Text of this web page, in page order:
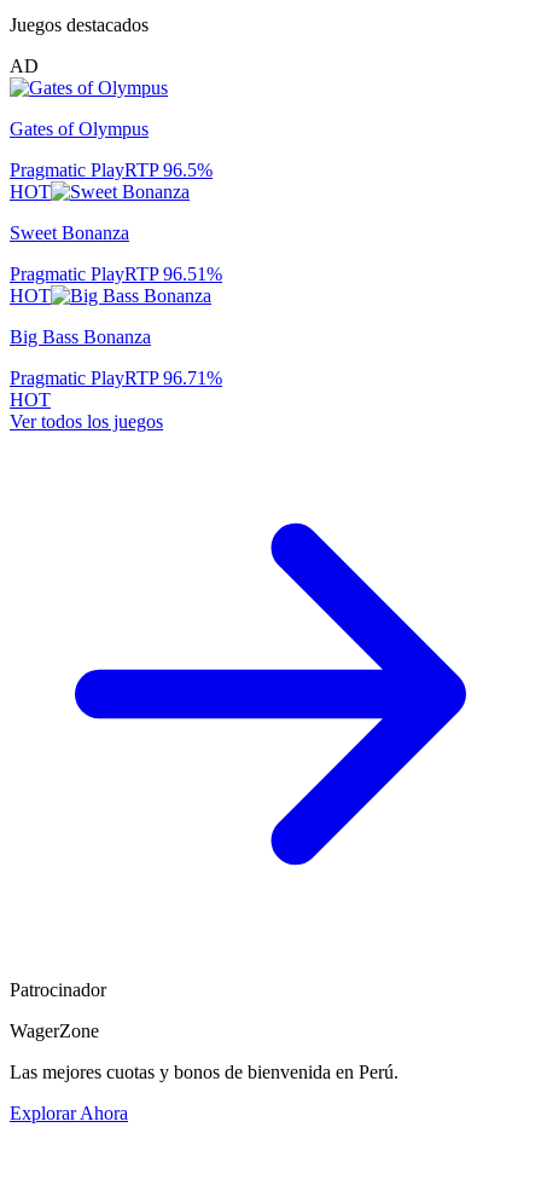
Juegos destacados
AD
Gates of Olympus
Pragmatic PlayRTP96.5%
HOT
Sweet Bonanza
Pragmatic PlayRTP96.51%
HOT
Big Bass Bonanza
Pragmatic PlayRTP96.71%
HOT
Ver todos los juegos
Patrocinador
WagerZone
Las mejores cuotas y bonos de bienvenida en Perú.
Explorar Ahora